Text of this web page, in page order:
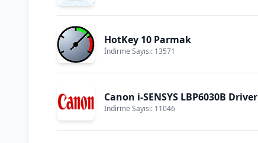
HotKey 10 Parmak
İndirme Sayısı: 13571
Canon i-SENSYS LBP6030B Driver
İndirme Sayısı: 11046